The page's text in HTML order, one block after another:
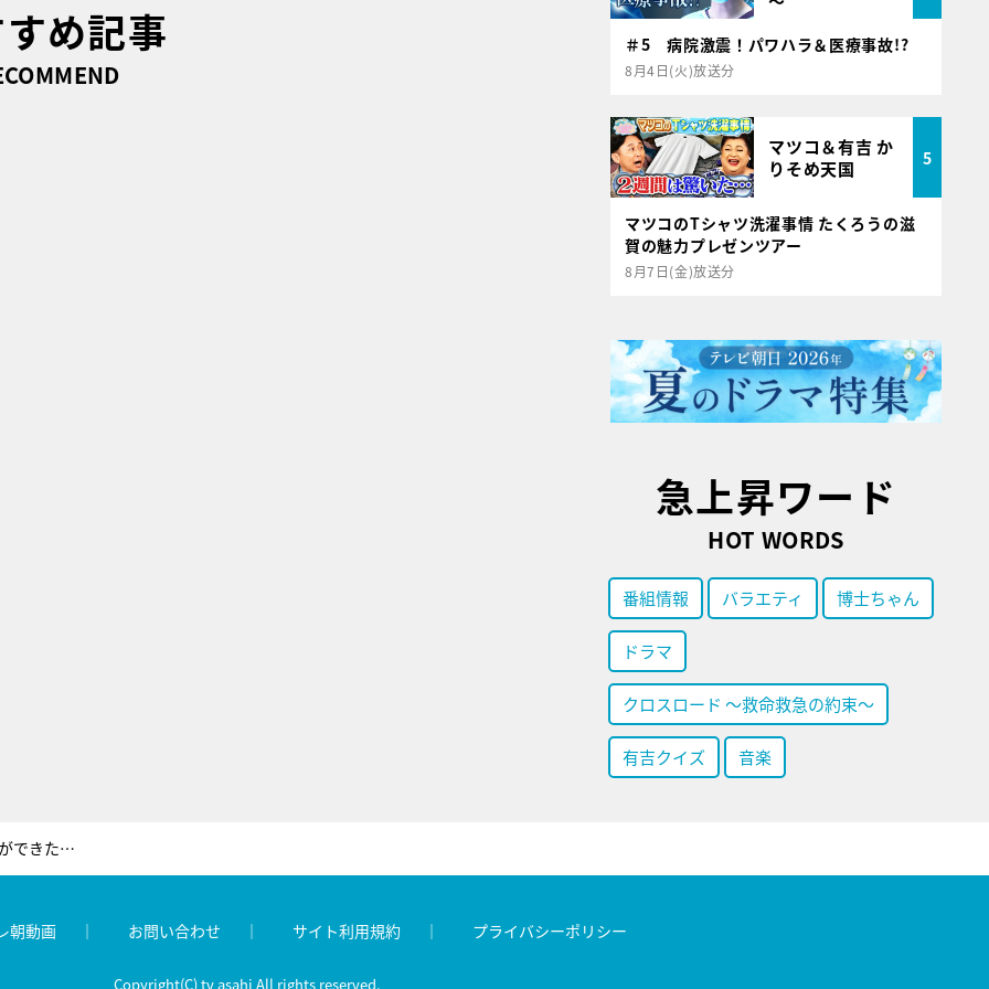
め記事 ＃5 病院激震！パワハラ＆医療事故!?
8月4日(火)放送分
マツコ＆有吉 か
りそめ天国
5
マツコのTシャツ洗濯事情 たくろうの滋
賀の魅力プレゼンツアー
8月7日(金)放送分
急上昇ワード
HOT WORDS
番組情報 バラエティ 博士ちゃん
ドラマ
クロスロード ～救命救急の約束～
有吉クイズ 音楽
8回もフラれた夫。妻の「好きな人ができた。別れよう」に対し…超イケメン行動！
朝動画 お問い合わせ サイト利用規約 プライバシーポリシー
Copyright(C) tv asahi All rights reserved.